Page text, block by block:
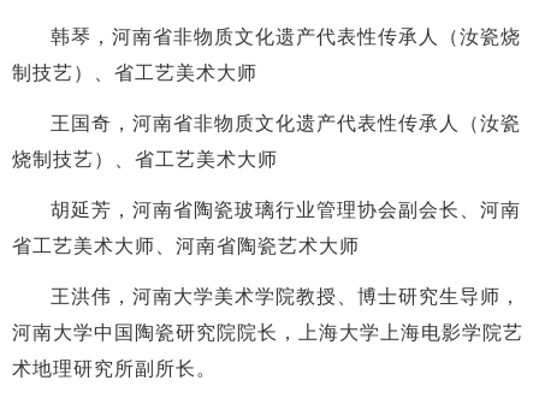
韩琴，河南省非物质文化遗产代表性传承人（汝瓷烧
制技艺）、省工艺美术大师
王国奇，河南省非物质文化遗产代表性传承人（汝瓷
烧制技艺）、省工艺美术大师
胡延芳，河南省陶瓷玻璃行业管理协会副会长、河南
省工艺美术大师、河南省陶瓷艺术大师
王洪伟，河南大学美术学院教授、博士研究生导师，
河南大学中国陶瓷研究院院长，上海大学上海电影学院艺
术地理研究所副所长。